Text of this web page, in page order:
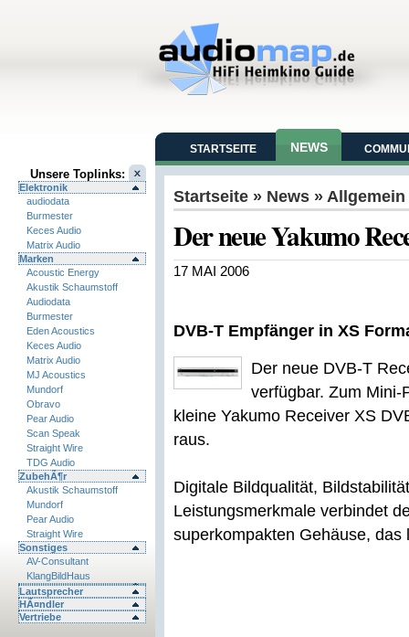
Unsere Toplinks:
Elektronik
audiodata
Burmester
Keces Audio
Matrix Audio
Marken
Acoustic Energy
Akustik Schaumstoff
Audiodata
Burmester
Eden Acoustics
Keces Audio
Matrix Audio
MJ Acoustics
Mundorf
Obravo
Pear Audio
Scan Speak
Straight Wire
TDG Audio
ZubehÃ¶r
Akustik Schaumstoff
Mundorf
Pear Audio
Straight Wire
Sonstiges
AV-Consultant
KlangBildHaus
Lautsprecher
HÃ¤ndler
Vertriebe
STARTSEITE NEWS
Startseite » News » Allgemein
Der neue Yakumo
17 MAI 2006
DVB-T Empfänger in XS
Der neue DVB-T
verfügbar. Zum Mini-
kleine Yakumo Receiver XS
raus.
Digitale Bildqualität,
Leistungsmerkmale verbindet
superkompakten Gehäuse,